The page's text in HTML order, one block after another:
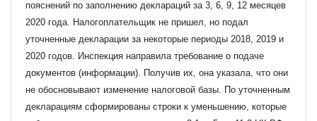
пояснений по заполнению деклараций за 3, 6, 9, 12 месяцев
2020 года. Налогоплательщик не пришел, но подал
уточненные декларации за некоторые периоды 2018, 2019 и
2020 годов. Инспекция направила требование о подаче
документов (информации). Получив их, она указала, что они
не обосновывают изменение налоговой базы. По уточненным
декларациям сформированы строки к уменьшению, которые